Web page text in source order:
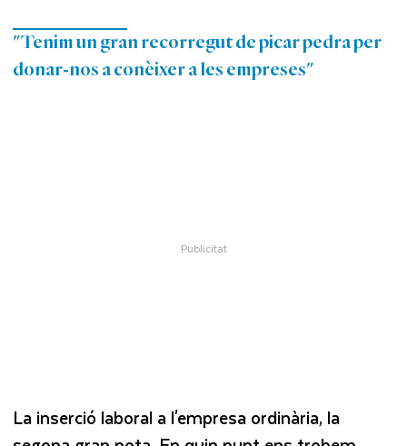
"Tenim un gran recorregut de picar pedra per
donar-nos a conèixer a les empreses"
La inserció laboral a l'empresa ordinària, la